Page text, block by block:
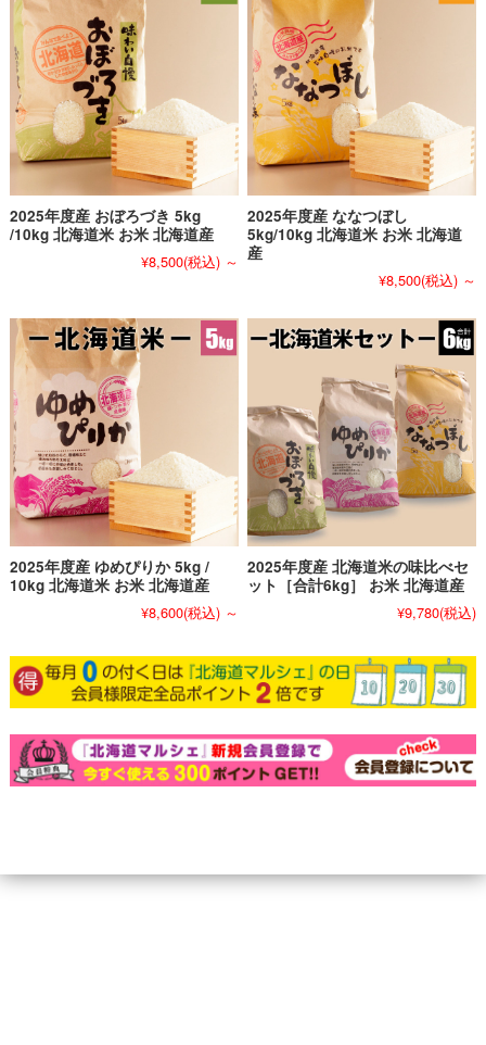
2025年度産 おぼろづき 5kg
/10kg 北海道米 お米 北海道産
¥8,500(税込) ～
2025年度産 ななつぼし
5kg/10kg 北海道米 お米 北海道
産
¥8,500(税込) ～
2025年度産 ゆめぴりか 5kg /
10kg 北海道米 お米 北海道産
¥8,600(税込) ～
2025年度産 北海道米の味比べセ
ット［合計6kg］ お米 北海道産
¥9,780(税込)